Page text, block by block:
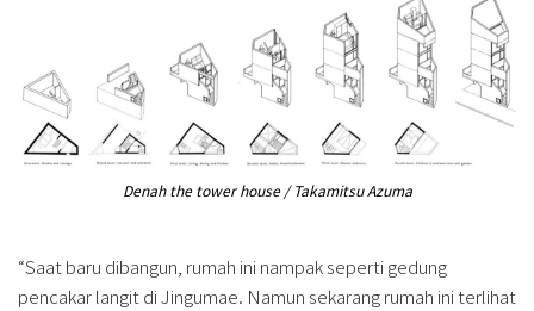
Denah the tower house / Takamitsu Azuma
“Saat baru dibangun, rumah ini nampak seperti gedung
pencakar langit di Jingumae. Namun sekarang rumah ini terlihat